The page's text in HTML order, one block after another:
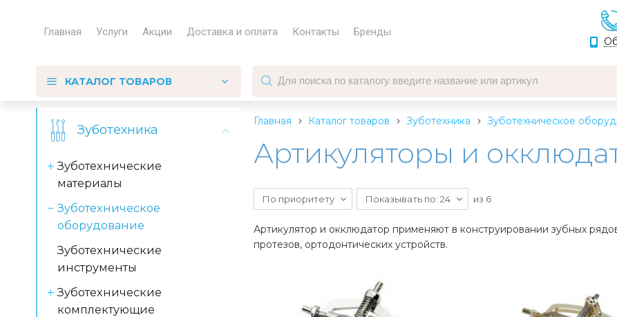
Главная Услуги Акции Доставка и оплата Контакты Бренды
КАТАЛОГ ТОВАРОВ
Зуботехника
Зуботехнические
материалы
Зуботехническое
оборудование
Зуботехнические
инструменты
Зуботехнические
комплектующие
Главная Каталог товаров Зуботехника Зуботехническое
Артикуляторы и
По приоритету Показывать по: 24 из 6
Артикулятор и окклюдатор применяют в конструировании зубных
протезов, ортодонтических устройств.